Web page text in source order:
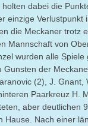
dabei die
einzige Verlustpunkt
die Meckaner trotz
Mannschaft von
wurden alle Spiele
Gunsten der
(2), J. Gnant,
Paarkreuz H.
aber deutlichen
Hause. Nach einer